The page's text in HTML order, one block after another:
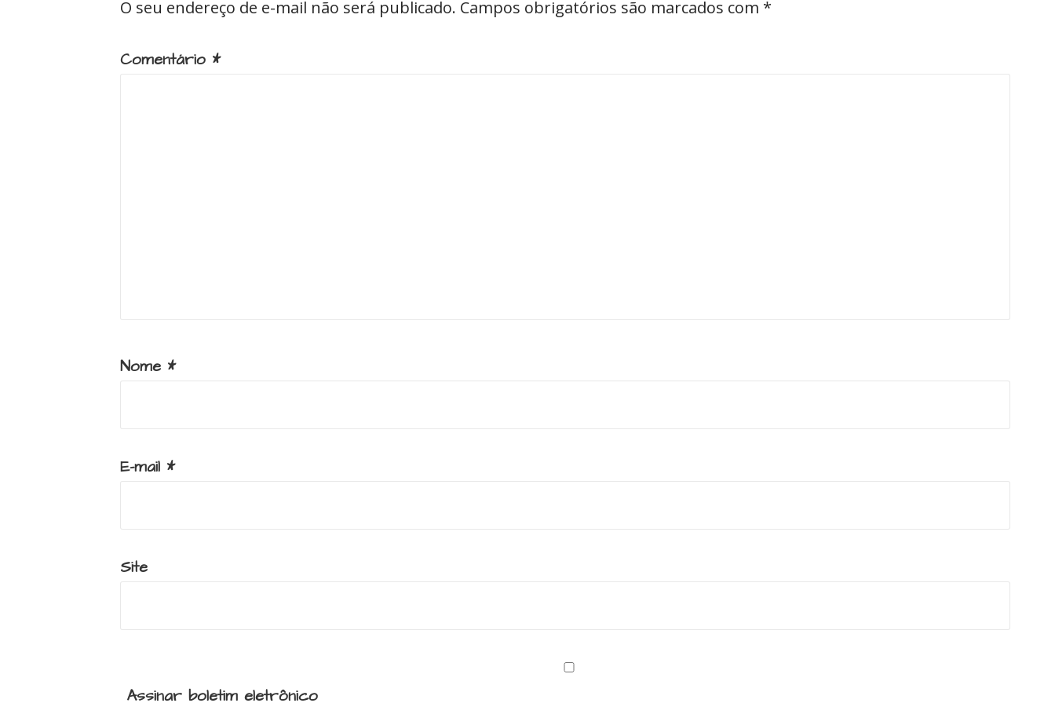
O seu endereço de e-mail não será publicado. Campos obrigatórios são marcados com *
Comentário *
Nome *
E-mail *
Site
Assinar boletim eletrônico